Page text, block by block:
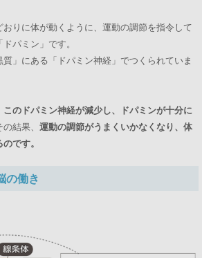
おりに体が動くように、運動の調節を指令して
パミン」です。
質」にある「ドパミン神経」でつくられていま
のドパミン神経が減少し、ドパミンが十分に
の結果、 運動の調節がうまくいかなくなり、体
です。
の働き